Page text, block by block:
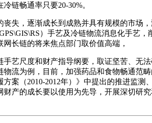
链畅通率只要20-30%。
，逐渐成长到成熟并具有规模的市场
）手艺及冷链物流消息化手艺
长链的将来焦点部门取价值高端，
尺度和财产指导纲要，取证坚苦、无
流为例，目前，加强药品和食物畅通范
案（2010-2012年）》中提出的推进监
财产的成长要以使用为先导，开展深切研